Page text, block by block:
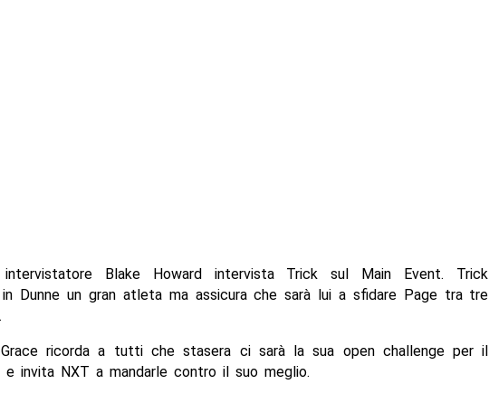
Blake Howard intervista Trick sul Main Event. Trick
in Dunne un gran atleta ma assicura che sarà lui a sfidare Page tra tre
Grace ricorda a tutti che stasera ci sarà la sua open challenge per il
invita NXT a mandarle contro il suo meglio.